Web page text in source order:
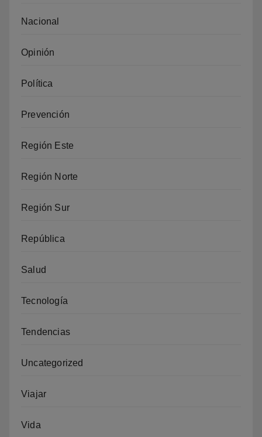
Nacional
Opinión
Política
Prevención
Región Este
Región Norte
Región Sur
República
Salud
Tecnología
Tendencias
Uncategorized
Viajar
Vida